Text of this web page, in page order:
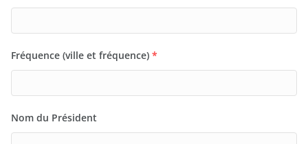
Fréquence (ville et fréquence) *
Nom du Président